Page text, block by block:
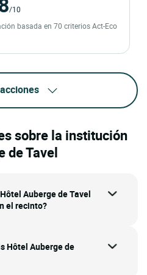
/10
basada en 70 criterios Act-Eco
sobre la institución
de Tavel
Auberge de Tavel
el recinto?
Hôtel Auberge de